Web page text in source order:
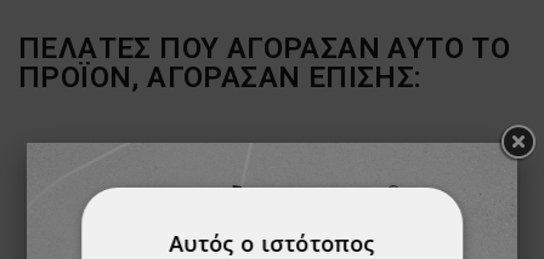
ΠΕΛΆΤΕΣ ΠΟΥ ΑΓΌΡΑΣΑΝ ΑΥΤΌ ΤΟ
ΠΡΟΪΌΝ, ΑΓΌΡΑΣΑΝ ΕΠΊΣΗΣ:
ΕΞΑΝΤΛΗΘΕΊ
ΕΞΑΝΤΛΗΘΕΊ
Αυτός ο ιστότοπος